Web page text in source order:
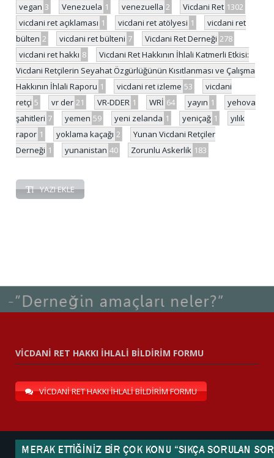
vegan 3 Venezuela 1 venezuella 2 Vicdani Ret 1302
vicdani ret açıklaması 1 vicdani ret atölyesi 1
vicdani ret
bülten 2 vicdani ret bülteni 7 Vicdani Ret Derneği 278
vicdani ret hakkı 8
Vicdani Ret Hakkının İhlali Katmerli Etkisi:
Vicdani Retçilerin Seyahat Özgürlüğünün Kısıtlanması ve Çalışma
Hakkının İhlali Raporu 1 vicdani ret izleme 53
vicdani
retçi 5 vr der 21 VR-DDER 1 WRİ 64 yayın 1
yehova
şahitleri 7 yemen 59 yeni zelanda 1 yeniçağ 1
yılık
rapor 1 yoklama kaçağı 2
Yunan Vicdani Retçiler
Derneği 1 yunanistan 40 Zorunlu Askerlik 183
YAZI EKLE
VİCDANİ RET HAKKI İHLALİ BİLDİRİM FORMU
VİCDANİ RET HAKKI İHLALİ BİLDİRİM FORMU